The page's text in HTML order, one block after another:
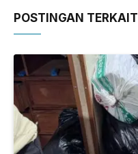
POSTINGAN TERKAIT